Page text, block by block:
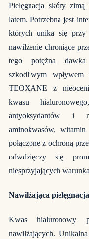
Pielęgnacja skóry
latem. Potrzebna jest
których unika się przy
nawilżenie chroniące
tego potężna dawka
szkodliwym wpływem
TEOXANE z
kwasu
antyoksydantów i
aminokwasów,
połączone z ochroną
odwdzięczy się
niesprzyjających
Nawilżająca
Kwas hialuronowy
nawilżających.